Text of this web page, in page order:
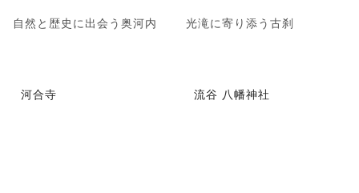
自然と歴史に出会う奥河内 光滝に寄り添う古刹
河合寺 流谷 八幡神社